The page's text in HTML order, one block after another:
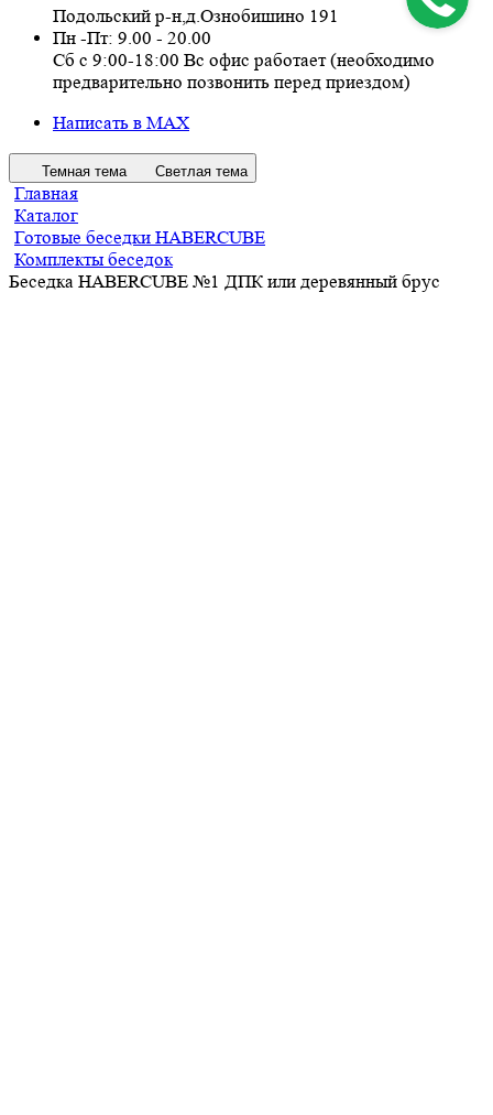
Подольский р-н,д.Ознобишино 191
Пн -Пт: 9.00 - 20.00
Сб с 9:00-18:00 Вс офис работает (необходимо
предварительно позвонить перед приездом)
Написать в MAX
Темная тема Светлая тема
Главная
Каталог
Готовые беседки HABERCUBE
Комплекты беседок
Беседка HABERCUBE №1 ДПК или деревянный брус